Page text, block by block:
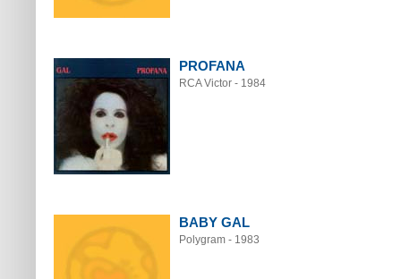
PROFANA
RCA Victor - 1984
BABY GAL
Polygram - 1983